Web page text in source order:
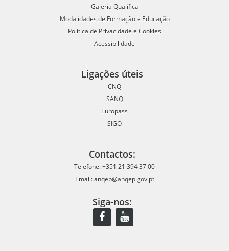
Galeria Qualifica
Modalidades de Formação e Educação
Política de Privacidade e Cookies
Acessibilidade
Ligações úteis
CNQ
SANQ
Europass
SIGO
Contactos:
Telefone: +351 21 394 37 00
Email: anqep@anqep.gov.pt
Siga-nos: